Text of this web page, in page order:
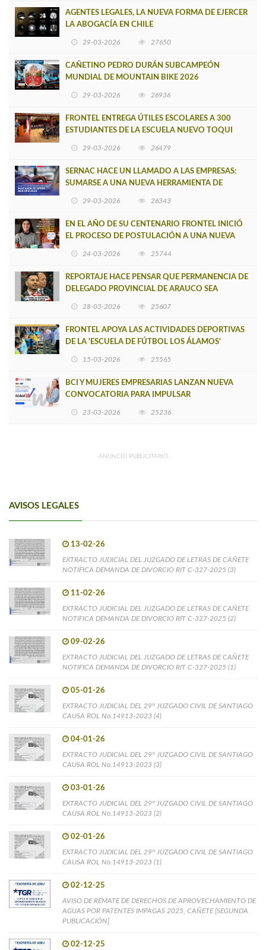
AGENTES LEGALES, LA NUEVA FORMA DE EJERCER
LA ABOGACÍA EN CHILE
29-03-2026 27650
CAÑETINO PEDRO DURÁN SUBCAMPEÓN
MUNDIAL DE MOUNTAIN BIKE 2026
29-03-2026 26936
FRONTEL ENTREGA ÚTILES ESCOLARES A 300
ESTUDIANTES DE LA ESCUELA NUEVO TOQUI
29-03-2026 26479
SERNAC HACE UN LLAMADO A LAS EMPRESAS:
SUMARSE A UNA NUEVA HERRAMIENTA DE
29-03-2026 26343
EN EL AÑO DE SU CENTENARIO FRONTEL INICIÓ
EL PROCESO DE POSTULACIÓN A UNA NUEVA
24-03-2026 25744
REPORTAJE HACE PENSAR QUE PERMANENCIA DE
DELEGADO PROVINCIAL DE ARAUCO SEA
28-03-2026 25607
FRONTEL APOYA LAS ACTIVIDADES DEPORTIVAS
DE LA 'ESCUELA DE FÚTBOL LOS ÁLAMOS'
15-03-2026 25565
BCI Y MUJERES EMPRESARIAS LANZAN NUEVA
CONVOCATORIA PARA IMPULSAR
23-03-2026 25236
ANUNCIO PUBLICITARIO
AVISOS LEGALES
13-02-26
EXTRACTO JUDICIAL DEL JUZGADO DE LETRAS DE CAÑETE
NOTIFICA DEMANDA DE DIVORCIO RIT C-327-2025 (3)
11-02-26
EXTRACTO JUDICIAL DEL JUZGADO DE LETRAS DE CAÑETE
NOTIFICA DEMANDA DE DIVORCIO RIT C-327-2025 (2)
09-02-26
EXTRACTO JUDICIAL DEL JUZGADO DE LETRAS DE CAÑETE
NOTIFICA DEMANDA DE DIVORCIO RIT C-327-2025 (1)
05-01-26
EXTRACTO JUDICIAL DEL 29° JUZGADO CIVIL DE SANTIAGO
CAUSA ROL No.14913-2023 (4)
04-01-26
EXTRACTO JUDICIAL DEL 29° JUZGADO CIVIL DE SANTIAGO
CAUSA ROL No.14913-2023 (3)
03-01-26
EXTRACTO JUDICIAL DEL 29° JUZGADO CIVIL DE SANTIAGO
CAUSA ROL No.14913-2023 (2)
02-01-26
EXTRACTO JUDICIAL DEL 29° JUZGADO CIVIL DE SANTIAGO
CAUSA ROL No.14913-2023 (1)
02-12-25
AVISO DE REMATE DE DERECHOS DE APROVECHAMIENTO DE
AGUAS POR PATENTES IMPAGAS 2025, CAÑETE [SEGUNDA
PUBLICACIÓN]
02-12-25